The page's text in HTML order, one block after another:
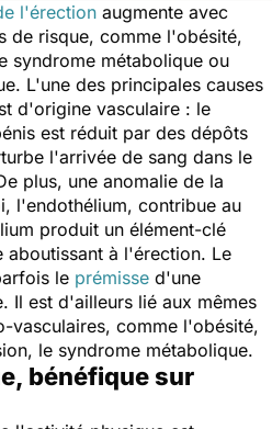
l'érection augmente avec
de risque, comme l'obésité,
syndrome métabolique ou
L'une des principales causes
d'origine vasculaire : le
est réduit par des dépôts
l'arrivée de sang dans le
plus, une anomalie de la
l'endothélium, contribue au
produit un élément-clé
aboutissant à l'érection. Le
le prémisse d'une
Il est d'ailleurs lié aux mêmes
vasculaires, comme l'obésité,
le syndrome métabolique.
bénéfique sur